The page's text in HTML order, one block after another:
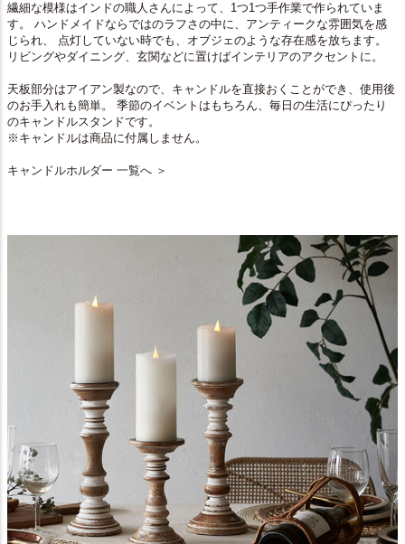
繊細な模様はインドの職人さんによって、1つ1つ手作業で作られていま
す。 ハンドメイドならではのラフさの中に、アンティークな雰囲気を感
じられ、 点灯していない時でも、オブジェのような存在感を放ちます。
リビングやダイニング、玄関などに置けばインテリアのアクセントに。
天板部分はアイアン製なので、キャンドルを直接おくことができ、使用後
のお手入れも簡単。 季節のイベントはもちろん、毎日の生活にぴったり
のキャンドルスタンドです。
※キャンドルは商品に付属しません。
キャンドルホルダー 一覧へ ＞